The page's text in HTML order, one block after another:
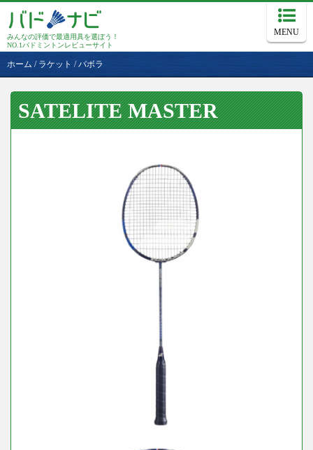
みんなの評価で最適用具を選ぼう！
NO.1バドミントンレビューサイト
MENU
ホーム / ラケット /バボラ
SATELITE MASTER